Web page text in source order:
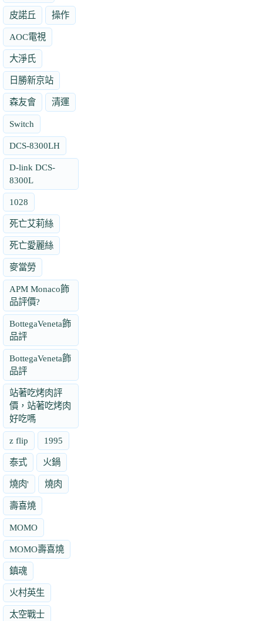
皮諾丘 操作
AOC電視
大淨氏
日勝新京站
森友會 清運
Switch
DCS-8300LH
D-link DCS-
8300L
1028
死亡艾莉絲
死亡愛麗絲
麥當勞
APM Monaco飾
品評價?
BottegaVeneta飾
品評
BottegaVeneta飾
品評
站著吃烤肉評
價，站著吃烤肉
好吃嗎
z flip 1995
泰式 火鍋
燒肉' 燒肉
壽喜燒
MOMO
MOMO壽喜燒
鎮魂
火村英生
太空戰士